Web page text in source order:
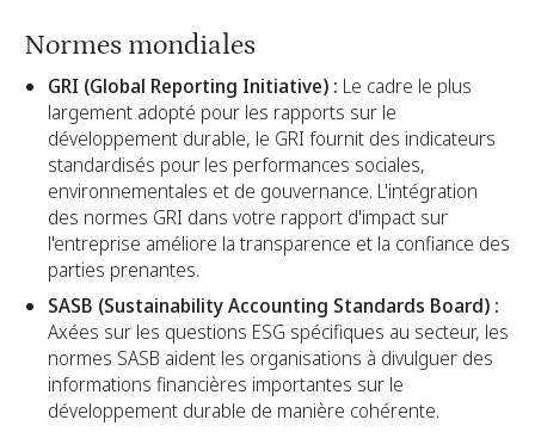
Normes mondiales
GRI (Global Reporting Initiative) : Le cadre le plus
largement adopté pour les rapports sur le
développement durable, le GRI fournit des indicateurs
standardisés pour les performances sociales,
environnementales et de gouvernance. L'intégration
des normes GRI dans votre rapport d'impact sur
l'entreprise améliore la transparence et la confiance des
parties prenantes.
SASB (Sustainability Accounting Standards Board) :
Axées sur les questions ESG spécifiques au secteur, les
normes SASB aident les organisations à divulguer des
informations financières importantes sur le
développement durable de manière cohérente.